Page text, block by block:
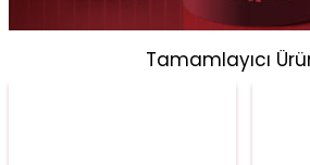
Tamamlayıcı